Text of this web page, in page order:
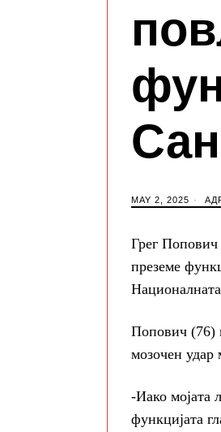
MAY 2, 2025
Грег Попович
преземе
Попович (76)
мозочен удар
-Иако мојата
функцијата